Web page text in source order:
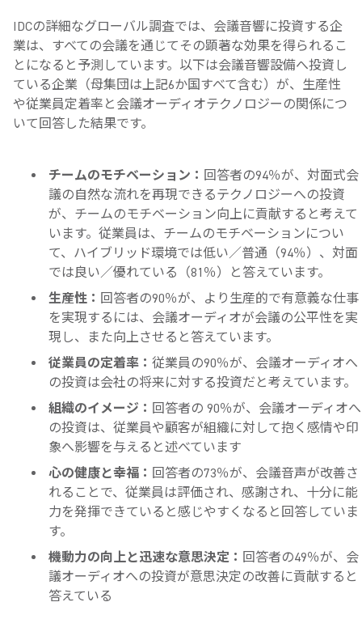
IDCの詳細なグローバル調査では、会議音響に投資する企
業は、すべての会議を通じてその顕著な効果を得られるこ
とになると予測しています。以下は会議音響設備へ投資し
ている企業（母集団は上記6か国すべて含む）が、生産性
や従業員定着率と会議オーディオテクノロジーの関係につ
いて回答した結果です。
チームのモチベーション： 回答者の94％が、対面式会
議の自然な流れを再現できるテクノロジーへの投資
が、チームのモチベーション向上に貢献すると考えて
います。従業員は、チームのモチベーションについ
て、ハイブリッド環境では低い／普通（94％）、対面
では良い／優れている（81％）と答えています。
生産性： 回答者の90％が、より生産的で有意義な仕事
を実現するには、会議オーディオが会議の公平性を実
現し、また向上させると答えています。
従業員の定着率： 従業員の90％が、会議オーディオへ
の投資は会社の将来に対する投資だと考えています。
組織のイメージ： 回答者の 90％が、会議オーディオへ
の投資は、従業員や顧客が組織に対して抱く感情や印
象へ影響を与えると述べています
心の健康と幸福： 回答者の73％が、会議音声が改善さ
れることで、従業員は評価され、感謝され、十分に能
力を発揮できていると感じやすくなると回答していま
す。
機動力の向上と迅速な意思決定： 回答者の49％が、会
議オーディオへの投資が意思決定の改善に貢献すると
答えている